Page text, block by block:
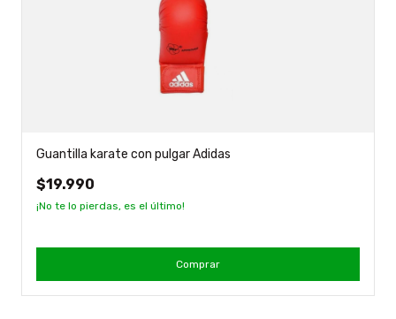
Guantilla karate con pulgar Adidas
$19.990
¡No te lo pierdas, es el último!
Comprar